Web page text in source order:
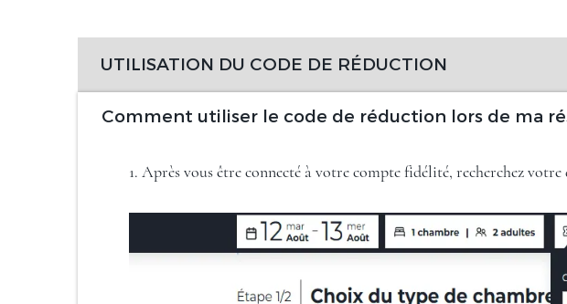
UTILISATION DU CODE DE RÉDUCTION
Comment utiliser le code de réduction lors de ma
1. Après vous être connecté à votre compte fidélité, recherchez